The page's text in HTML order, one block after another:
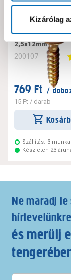
Kizárólag
JKH
2,5x12mm
200107
769 Ft /
15 Ft / darab
Szállítás: 3
Készleten 23
Ne maradj
hírlevelünkre
és merülj